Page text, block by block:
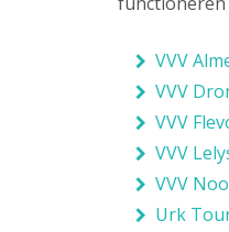
VVV
VVV
VVV
VVV
VVV
Urk